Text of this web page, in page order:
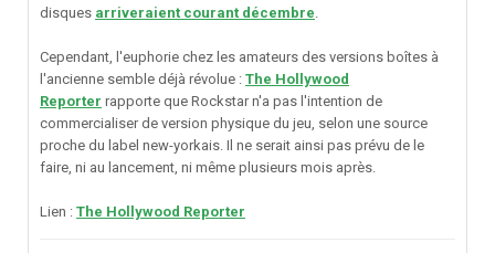
disques arriveraient courant décembre
Cependant, l'euphorie chez les amateurs des versions boîtes à
l'ancienne semble déjà révolue : The Hollywood
Reporter rapporte que Rockstar n'a pas l'intention de
commercialiser de version physique du jeu, selon une source
proche du label new-yorkais. Il ne serait ainsi pas prévu de le
faire, ni au lancement, ni même plusieurs mois après.
Lien : The Hollywood Reporter